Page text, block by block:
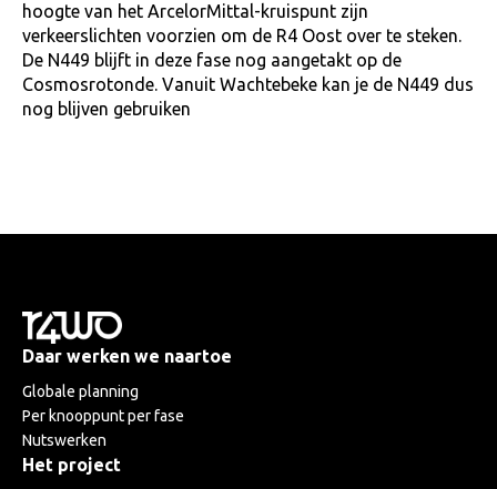
hoogte van het ArcelorMittal-kruispunt zijn
verkeerslichten voorzien om de R4 Oost over te steken.
De N449 blijft in deze fase nog aangetakt op de
Cosmosrotonde. Vanuit Wachtebeke kan je de N449 dus
nog blijven gebruiken
Daar werken we naartoe
Globale planning
Per knooppunt per fase
Nutswerken
Het project